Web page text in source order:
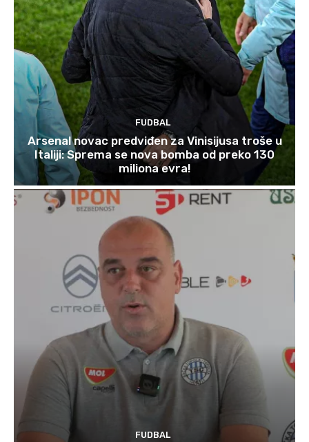
FUDBAL
Arsenal novac predviđen za Vinisijusa troše u
Italiji: Sprema se nova bomba od preko 130
miliona evra!
FUDBAL